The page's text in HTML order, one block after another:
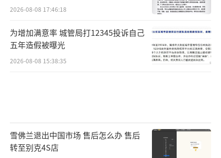
2026-08-08 17:46:18
为增加满意率 城管局打12345投诉自己
五年造假被曝光
2026-08-08 15:38:35
雪佛兰退出中国市场 售后怎么办 售后
转至别克4S店